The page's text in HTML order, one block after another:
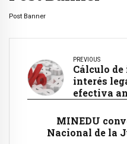
Post Banner
PREVIOUS
Cálculo de
interés
efectiva
MINEDU
Nacional de la